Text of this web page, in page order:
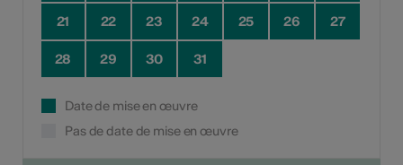
21 22 23 24 25 26 27
28 29 30 31
Date de mise en œuvre
Pas de date de mise en œuvre